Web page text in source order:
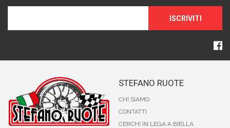
ISCRIVITI
STEFANO RUOTE
CHI SIAMO
CONTATTI
CERCHI IN LEGA A BIELLA